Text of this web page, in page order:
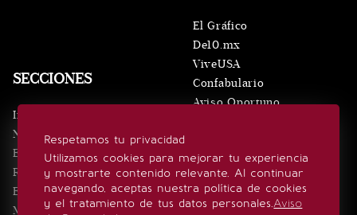
Respetamos tu privacidad
Utilizamos cookies para mejorar tu experiencia
y mostrarte contenido relevante. Al continuar
navegando, aceptas nuestra política de cookies
y el tratamiento de tus datos personales.Aviso
SECCIONES
Inicio
Noticias
Eventos
Realeza
Estilo de vida
Minuto x Minuto
El Gráfico
De10.mx
ViveUSA
Confabulario
Aviso Oportuno
SÍGUENOS